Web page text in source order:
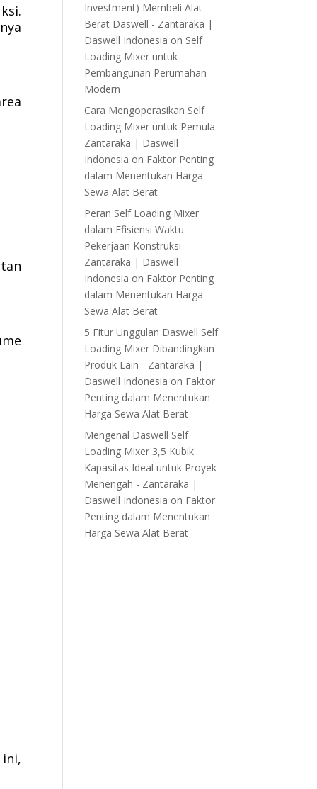
Investment) Membeli Alat
Berat Daswell - Zantaraka |
Daswell Indonesia on Self
Loading Mixer untuk
Pembangunan Perumahan
Modern
Cara Mengoperasikan Self
Loading Mixer untuk Pemula -
Zantaraka | Daswell
Indonesia on Faktor Penting
dalam Menentukan Harga
Sewa Alat Berat
Peran Self Loading Mixer
dalam Efisiensi Waktu
Pekerjaan Konstruksi -
Zantaraka | Daswell
Indonesia on Faktor Penting
dalam Menentukan Harga
Sewa Alat Berat
5 Fitur Unggulan Daswell Self
Loading Mixer Dibandingkan
Produk Lain - Zantaraka |
Daswell Indonesia on Faktor
Penting dalam Menentukan
Harga Sewa Alat Berat
Mengenal Daswell Self
Loading Mixer 3,5 Kubik:
Kapasitas Ideal untuk Proyek
Menengah - Zantaraka |
Daswell Indonesia on Faktor
Penting dalam Menentukan
Harga Sewa Alat Berat